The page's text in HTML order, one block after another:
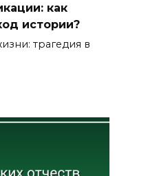
как
истории?
трагедия в